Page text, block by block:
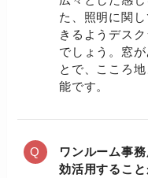
た、照明に関
きるようデス
でしょう。窓
とで、こころ
能です。
ワンルーム事
効活用するこ